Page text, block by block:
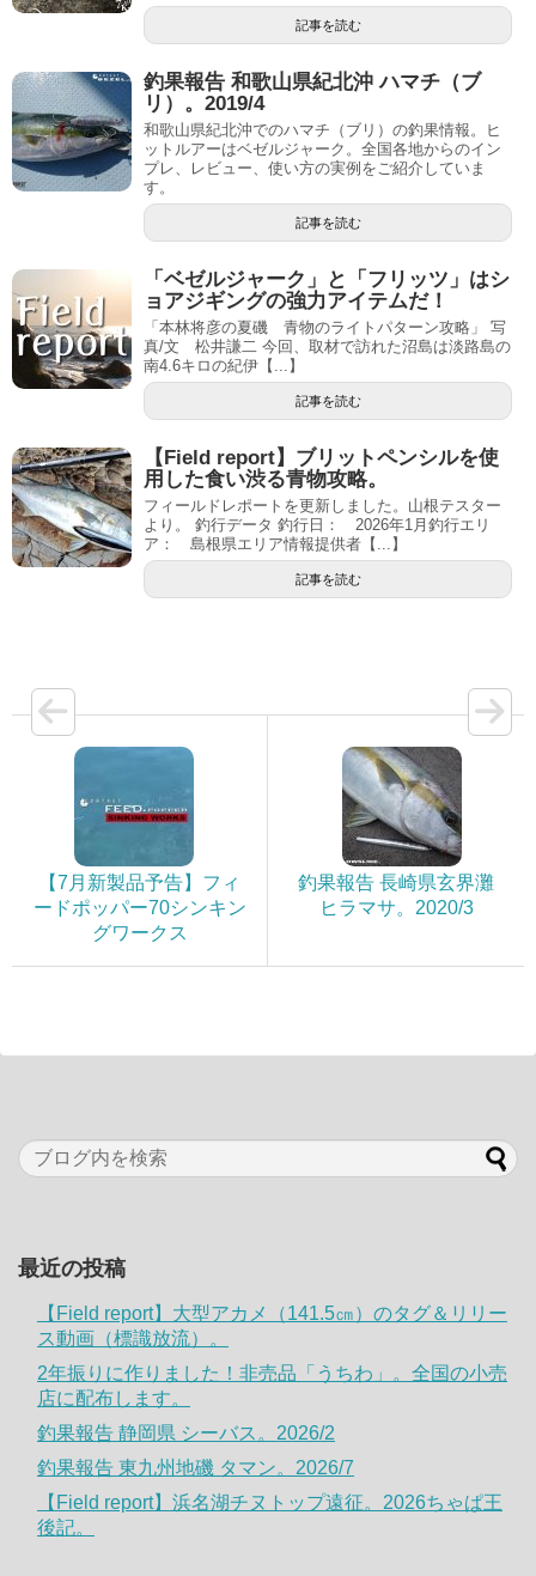
記事を読む
釣果報告 和歌山県紀北沖 ハマチ（ブ
リ）。2019/4
和歌山県紀北沖でのハマチ（ブリ）の釣果情報。ヒ
ットルアーはベゼルジャーク。全国各地からのイン
プレ、レビュー、使い方の実例をご紹介していま
す。
記事を読む
「ベゼルジャーク」と「フリッツ」はシ
ョアジギングの強力アイテムだ！
「本林将彦の夏磯 青物のライトパターン攻略」 写
真/文 松井謙二 今回、取材で訪れた沼島は淡路島の
南4.6キロの紀伊【...】
記事を読む
【Field report】ブリットペンシルを使
用した食い渋る青物攻略。
フィールドレポートを更新しました。山根テスター
より。 釣行データ 釣行日： 2026年1月釣行エリ
ア： 島根県エリア情報提供者【...】
記事を読む
【7月新製品予告】フィ
ードポッパー70シンキン
グワークス
釣果報告 長崎県玄界灘
ヒラマサ。2020/3
最近の投稿
【Field report】大型アカメ（141.5㎝）のタグ＆リリー
ス動画（標識放流）。
2年振りに作りました！非売品「うちわ」。全国の小売
店に配布します。
釣果報告 静岡県 シーバス。2026/2
釣果報告 東九州地磯 タマン。2026/7
【Field report】浜名湖チヌトップ遠征。2026ちゃぱ王
後記。